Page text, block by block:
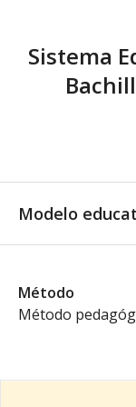
Sistema
Modelo
Método
Método